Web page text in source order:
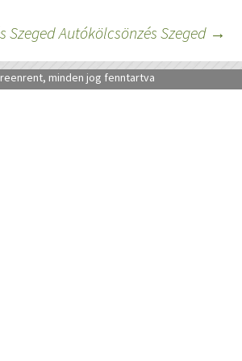
Szeged Autókölcsönzés Szeged →
minden jog fenntartva